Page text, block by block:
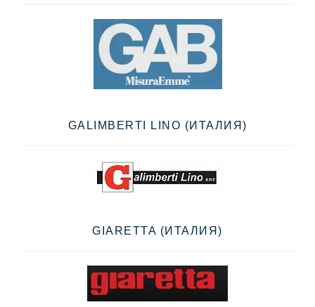
GALIMBERTI LINO (ИТАЛИЯ)
GIARETTA (ИТАЛИЯ)